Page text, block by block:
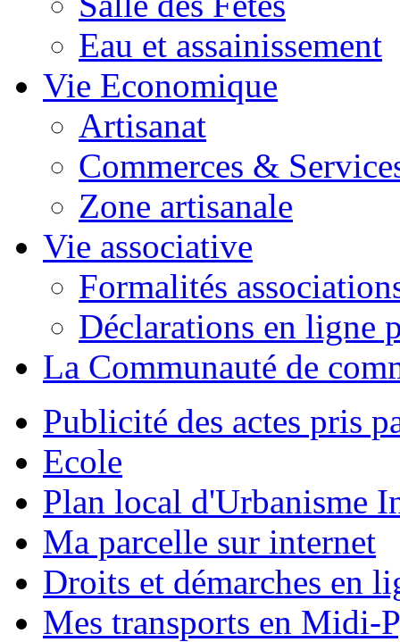
Eau et assainissement
Vie Economique
Artisanat
Commerces &
Zone artisanale
Vie associative
Formalités
Déclarations en ligne
La Communauté de
Publicité des actes pris
Ecole
Plan local d'Urbanisme
Ma parcelle sur internet
Droits et démarches en
Mes transports en Midi-